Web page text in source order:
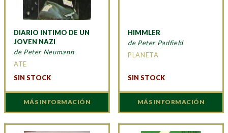
DIARIO INTIMO DE UN
JOVEN NAZI
de Peter Neumann
ATE
SIN STOCK
MÁS INFORMACIÓN
HIMMLER
de Peter Padfield
PLANETA
SIN STOCK
MÁS INFORMACIÓN